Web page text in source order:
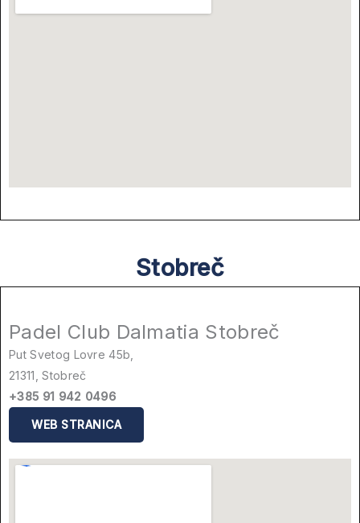
Stobreč
Padel Club Dalmatia Stobreč
Put Svetog Lovre 45b,
21311, Stobreč
+385 91 942 0496
WEB STRANICA